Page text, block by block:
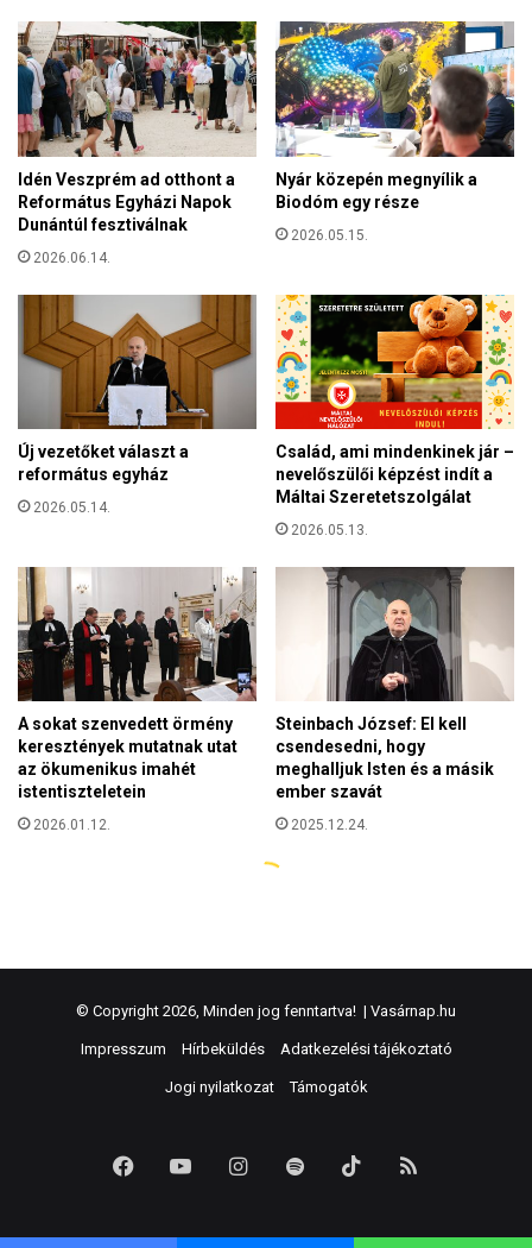
© Copyright 2026, Minden jog fenntartva! | Vasárnap.hu
Impresszum Hírbeküldés Adatkezelési tájékoztató
Jogi nyilatkozat Támogatók
FacebookYouTubeInstagram
Spotify TikTok